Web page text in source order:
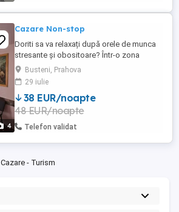
4
Cazare Non-stop
Doriti sa va relaxați după orele de munca
stresante și obositoare? Într-o zona
centrala dar liniștită va punem la
dispoziție o locație cu 3 camere cu bai
proprii și 2 camere cu baia comuna cu
toate utilitățile și un bar-living cu bucătărie
complet utilata, curte,loc de servit cafeaua
dimineața, ...
Busteni, Prahova
29 iulie
38 EUR/noapte
48 EUR/noapte
Telefon validat
Cazare - Turism